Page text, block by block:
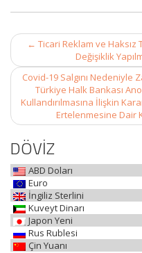
Post
navigation
← Ticari Reklam ve
Değişiklik
Covid-19 Salgını
Türkiye Halk Bankası
Kullandırılmasına İlişkin
Ertelenmesine Dair
DÖVİZ
ABD Doları
Euro
İngiliz Sterlini
Kuveyt Dinarı
Japon Yeni
Rus Rublesi
Çin Yuanı